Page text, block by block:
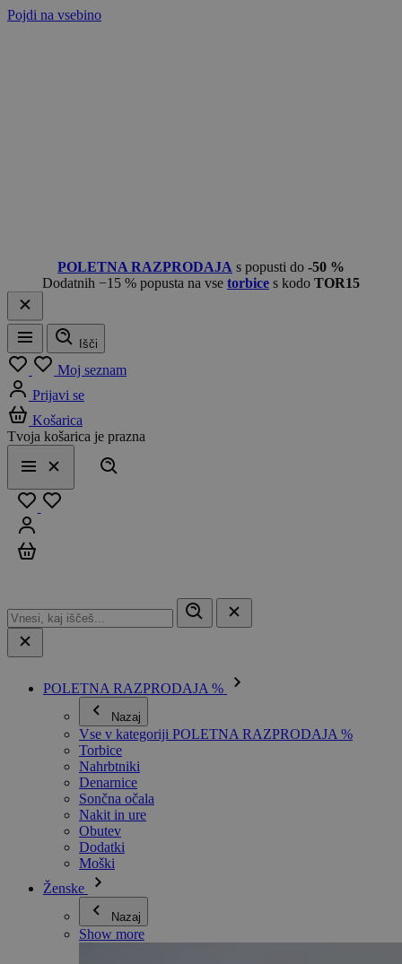
Pojdi na vsebino
POLETNA RAZPRODAJA s popusti do -50 %
Dodatnih −15 % popusta na vse torbice s kodo TOR15
Meni
Išči
Moj seznam
Prijavi se
Košarica
Tvoja košarica je prazna
Meni
Zapri
POLETNA RAZPRODAJA %
Nazaj
Vse v kategoriji POLETNA RAZPRODAJA %
Torbice
Nahrbtniki
Denarnice
Sončna očala
Nakit in ure
Obutev
Dodatki
Moški
Ženske
Nazaj
Show more